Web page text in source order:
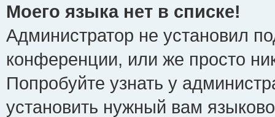
Моего языка нет в списке!
Администратор не установил
конференции, или же просто
Попробуйте узнать у
установить нужный вам